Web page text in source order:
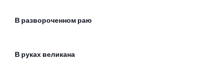
В развороченном раю
В руках великана